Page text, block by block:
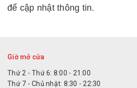
để cập nhật thông tin.
Giờ mở cửa
Thứ 2 - Thứ 6: 8:00 - 21:00
Thứ 7 - Chủ nhật: 8:30 - 22:30